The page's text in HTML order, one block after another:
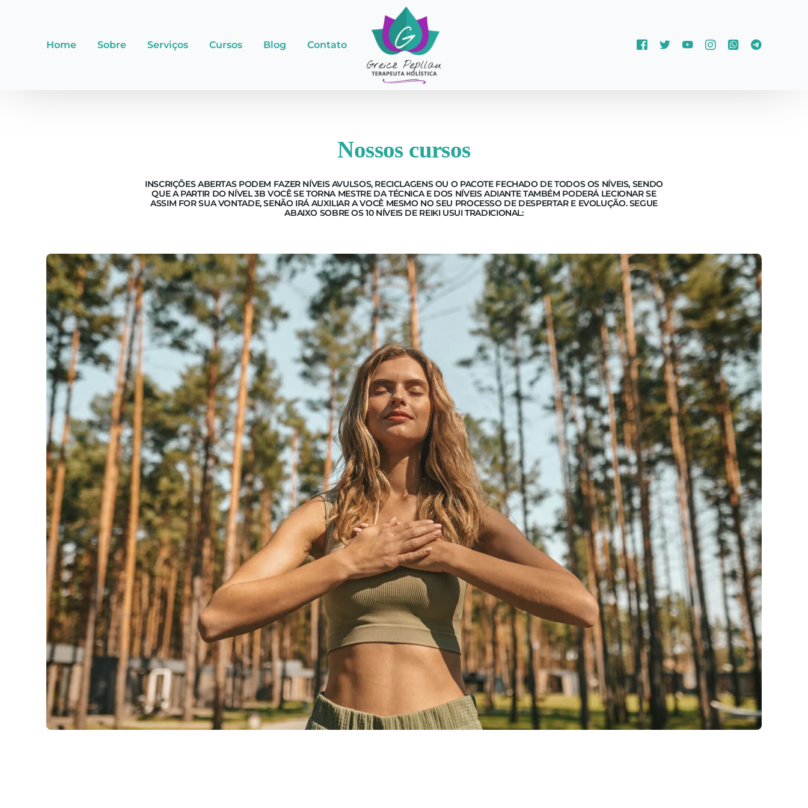
Home Sobre Serviços Cursos Blog Contato
Nossos cursos
INSCRIÇÕES ABERTAS PODEM FAZER NÍVEIS AVULSOS, RECICLAGENS OU O PACOTE FECHADO DE TODOS OS NÍVEIS, SENDO
QUE A PARTIR DO NÍVEL 3B VOCÊ SE TORNA MESTRE DA TÉCNICA E DOS NÍVEIS ADIANTE TAMBÉM PODERÁ LECIONAR SE
ASSIM FOR SUA VONTADE, SENÃO IRÁ AUXILIAR A VOCÊ MESMO NO SEU PROCESSO DE DESPERTAR E EVOLUÇÃO. SEGUE
ABAIXO SOBRE OS 10 NÍVEIS DE REIKI USUI TRADICIONAL: